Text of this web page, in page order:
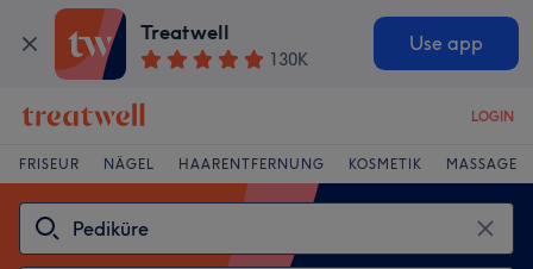
Treatwell
130K
Use app
LOGIN
FRISEUR NÄGEL HAARENTFERNUNG KOSMETIK MASSAGE